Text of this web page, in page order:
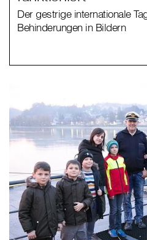
Der gestrige internationale
Behinderungen in Bildern